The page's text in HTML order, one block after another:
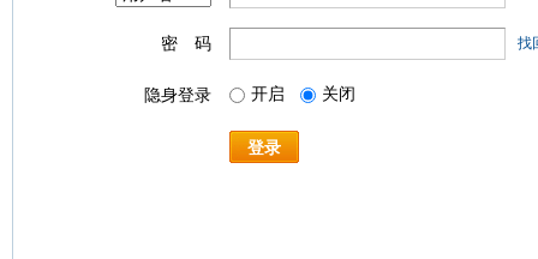
密 码 找
隐身登录 开启 关闭
登录